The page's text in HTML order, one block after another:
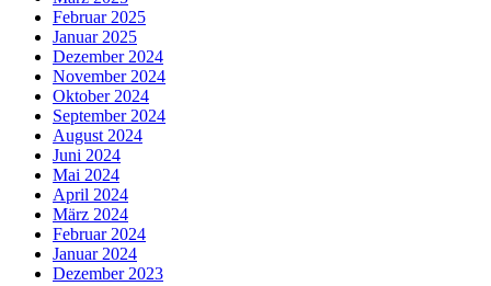
Februar 2025
Januar 2025
Dezember 2024
November 2024
Oktober 2024
September 2024
August 2024
Juni 2024
Mai 2024
April 2024
März 2024
Februar 2024
Januar 2024
Dezember 2023